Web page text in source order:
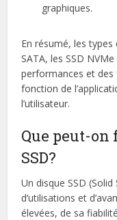
graphiques.
En résumé, les types
SATA, les SSD
performances et
fonction de
l’utilisateur.
Que peut-on
SSD?
Un disque SSD
d’utilisations et
élevées, de sa